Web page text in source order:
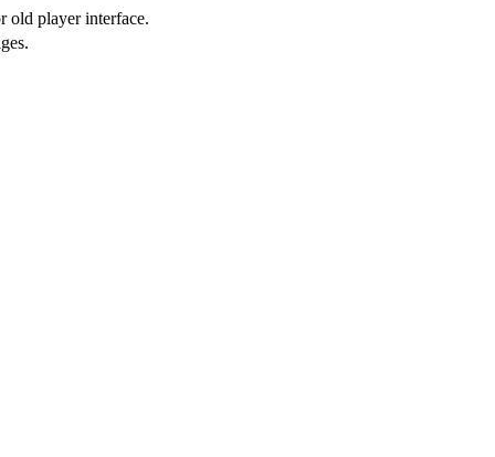
old player interface.